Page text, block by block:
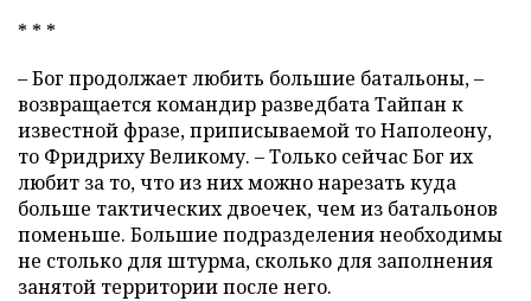
* * *
– Бог продолжает любить большие батальоны, –
возвращается командир разведбата Тайпан к
известной фразе, приписываемой то Наполеону,
то Фридриху Великому. – Только сейчас Бог их
любит за то, что из них можно нарезать куда
больше тактических двоечек, чем из батальонов
поменьше. Большие подразделения необходимы
не столько для штурма, сколько для заполнения
занятой территории после него.